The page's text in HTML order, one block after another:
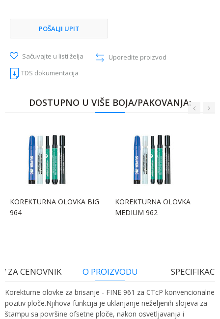
POŠALJI UPIT
Sačuvajte u listi želja
Uporedite proizvod
TDS dokumentacija
DOSTUPNO U VIŠE BOJA/PAKOVANJA:
KOREKTURNA OLOVKA BIG
964
KOREKTURNA OLOVKA
MEDIUM 962
ZA CENOVNIK O PROIZVODU
Korekturne olovke za brisanje - FINE 961 za CTcP konvencionalne
pozitiv ploče.Njihova funkcija je uklanjanje neželjenih slojeva za
štampu sa površine ofsetne ploče, nakon osvetljavanja i